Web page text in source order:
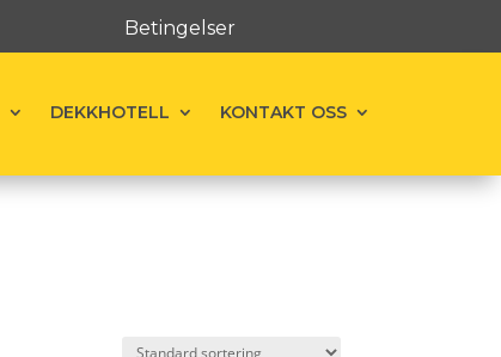
Betingelser
DEKKHOTELL KONTAKT OSS